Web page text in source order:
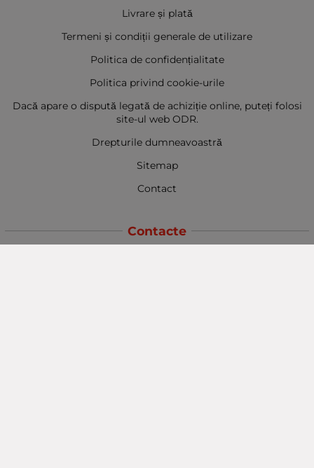
Livrare și plată
Termeni și condiții generale de utilizare
Politica de confidențialitate
Politica privind cookie-urile
Dacă apare o dispută legată de achiziție online, puteți folosi
site-ul web ODR.
Drepturile dumneavoastră
Sitemap
Contact
Contacte